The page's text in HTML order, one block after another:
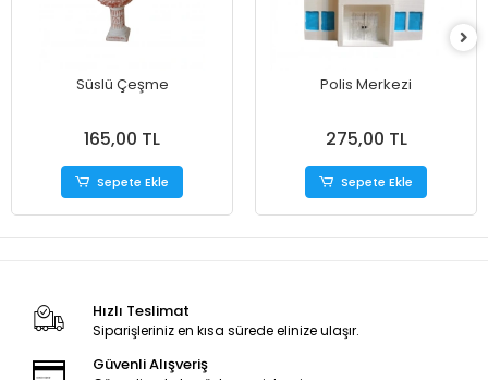
Süslü Çeşme
165,00 TL
Sepete Ekle
Polis Merkezi
275,00 TL
Sepete Ekle
Hızlı Teslimat
Siparişleriniz en kısa sürede elinize ulaşır.
Güvenli Alışveriş